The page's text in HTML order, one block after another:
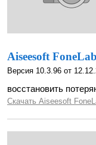
Aiseesoft
Версия 10.3.96 от
восстановить
Скачать Aiseesoft